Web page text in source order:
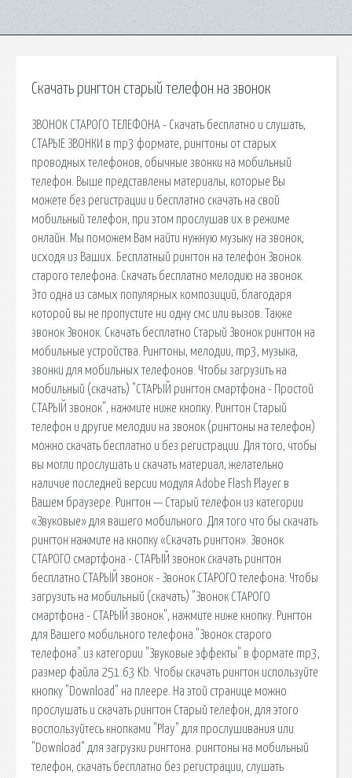
Скачать рингтон старый телефон на звонок
ЗВОНОК СТАРОГО ТЕЛЕФОНА - Скачать бесплатно и слушать,
СТАРЫЕ ЗВОНКИ в mp3 формате, рингтоны от старых
проводных телефонов, обычные звонки на мобильный
телефон. Выше представлены материалы, которые Вы
можете без регистрации и бесплатно скачать на свой
мобильный телефон, при этом прослушав их в режиме
онлайн. Мы поможем Вам найти нужную музыку на звонок,
исходя из Ваших. Бесплатный рингтон на телефон Звонок
старого телефона. Скачать бесплатно мелодию на звонок.
Это одна из самых популярных композиций, благодаря
которой вы не пропустите ни одну смс или вызов. Также
звонок Звонок. Скачать бесплатно Старый Звонок рингтон на
мобильные устройства. Рингтоны, мелодии, mp3, музыка,
звонки для мобильных телефонов. Чтобы загрузить на
мобильный (скачать) "СТАРЫЙ рингтон смартфона - Простой
СТАРЫЙ звонок", нажмите ниже кнопку. Рингтон Старый
телефон и другие мелодии на звонок (рингтоны на телефон)
можно скачать бесплатно и без регистрации. Для того, чтобы
вы могли прослушать и скачать материал, желательно
наличие последней версии модуля Adobe Flash Player в
Вашем браузере. Рингтон — Старый телефон из категории
«Звуковые» для вашего мобильного. Для того что бы скачать
рингтон нажмите на кнопку «Скачать рингтон». Звонок
СТАРОГО смартфона - СТАРЫЙ звонок скачать рингтон
бесплатно СТАРЫЙ звонок - Звонок СТАРОГО телефона: Чтобы
загрузить на мобильный (скачать) "Звонок СТАРОГО
смартфона - СТАРЫЙ звонок", нажмите ниже кнопку. Рингтон
для Вашего мобильного телефона "Звонок старого
телефона" из категории "Звуковые эффекты" в формате mp3,
размер файла 251.63 Kb. Чтобы скачать рингтон используйте
кнопку "Download" на плеере. На этой странице можно
прослушать и скачать рингтон Старый телефон, для этого
воспользуйтесь кнопками "Play" для прослушивания или
"Download" для загрузки рингтона. рингтоны на мобильный
телефон, скачать бесплатно без регистрации, слушать